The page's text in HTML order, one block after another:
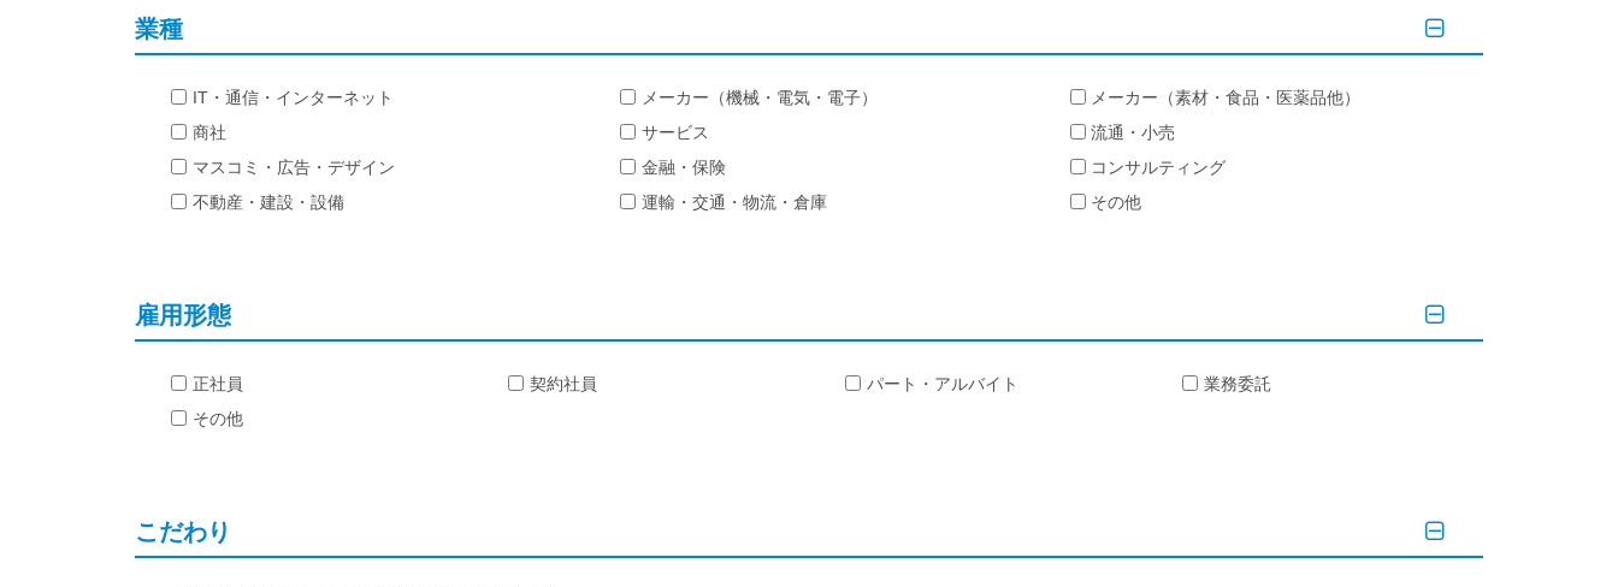
業種
IT・通信・インターネット メーカー（機械・電気・電子）
メーカー（素材・食品・医薬品他）
商社
サービス
流通・小売
マスコミ・広告・デザイン
金融・保険
コンサルティング
不動産・建設・設備
運輸・交通・物流・倉庫 その他
雇用形態
正社員 契約社員 パート・アルバイト
業務委託
その他
こだわり